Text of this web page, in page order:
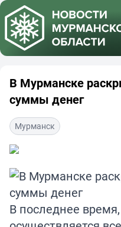
В Мурманске
суммы денег
Мурманск
В последнее